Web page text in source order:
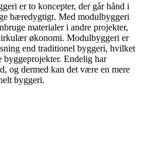
er to koncepter, der går hånd i
bæredygtigt. Med modulbyggeri
materialer i andre projekter,
økonomi. Modulbyggeri er
end traditionel byggeri, hvilket
Endelig har
og dermed kan det være en mere
byggeri.